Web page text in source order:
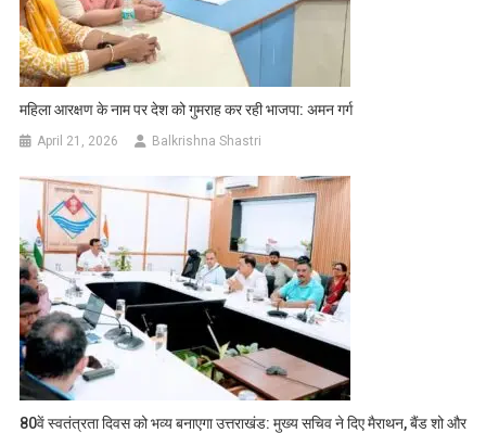
महिला आरक्षण के नाम पर देश को गुमराह कर रही भाजपा: अमन गर्ग
April 21, 2026 Balkrishna Shastri
80वें स्वतंत्रता दिवस को भव्य बनाएगा उत्तराखंड: मुख्य सचिव ने दिए मैराथन, बैंड शो और